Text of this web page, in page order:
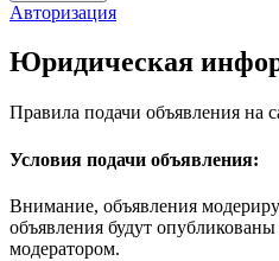
Авторизация
Юридическая
Правила подачи объявления на
Условия подачи объявления:
Внимание, объявления
объявления будут
модератором.